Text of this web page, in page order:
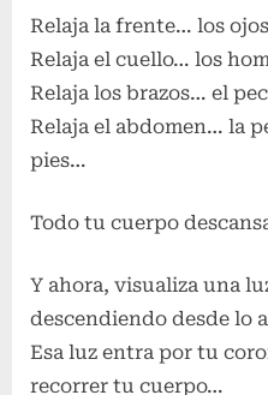
Relaja la frente… los
Relaja el cuello… los
Relaja los brazos… el
Relaja el abdomen… la
pies…
Todo tu cuerpo
Y ahora, visualiza una
descendiendo desde lo
Esa luz entra por tu
recorrer tu cuerpo…